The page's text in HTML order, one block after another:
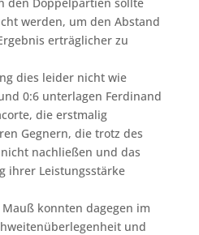
werden, um den Abstand
erträglicher zu
dies leider nicht wie
0:6 unterlagen Ferdinand
die erstmalig
Gegnern, die trotz des
nachließen und das
ihrer Leistungsstärke
konnten dagegen im
und